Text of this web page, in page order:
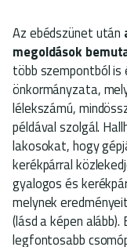
Az ebédszünet után
megoldások
több szempontból
önkormányzata,
lélekszámú,
példával szolgál.
lakosokat, hogy
kerékpárral
gyalogos és
melynek
(lásd a képen
legfontosabb